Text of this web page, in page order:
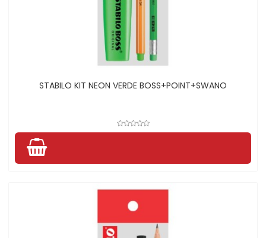
STABILO KIT NEON VERDE BOSS+POINT+SWANO